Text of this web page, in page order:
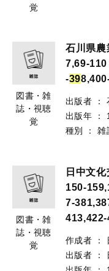
覚
図書・雑
誌・視聴
覚
石川県
7,69-
-39
出版者 ：
出版年
：
種別
： 雑
図書・雑
誌・視聴
覚
日中文
150-
7-
作成者 ：
出版者
：